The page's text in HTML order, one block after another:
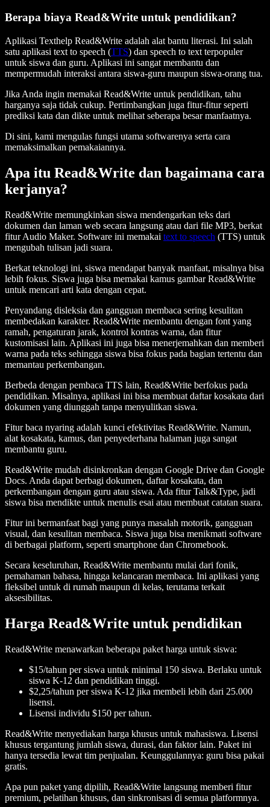
Berapa biaya Read&Write untuk pendidikan?
Aplikasi Texthelp Read&Write adalah alat bantu literasi. Ini salah
satu aplikasi text to speech (TTS) dan speech to text terpopuler
untuk siswa dan guru. Aplikasi ini sangat membantu dan
mempermudah interaksi antara siswa-guru maupun siswa-orang tua.
Jika Anda ingin memakai Read&Write untuk pendidikan, tahu
harganya saja tidak cukup. Pertimbangkan juga fitur-fitur seperti
prediksi kata dan dikte untuk melihat seberapa besar manfaatnya.
Di sini, kami mengulas fungsi utama softwarenya serta cara
memaksimalkan pemakaiannya.
Apa itu Read&Write dan bagaimana cara
kerjanya?
Read&Write memungkinkan siswa mendengarkan teks dari
dokumen dan laman web secara langsung atau dari file MP3, berkat
fitur Audio Maker. Software ini memakai text to speech (TTS) untuk
mengubah tulisan jadi suara.
Berkat teknologi ini, siswa mendapat banyak manfaat, misalnya bisa
lebih fokus. Siswa juga bisa memakai kamus gambar Read&Write
untuk mencari arti kata dengan cepat.
Penyandang disleksia dan gangguan membaca sering kesulitan
membedakan karakter. Read&Write membantu dengan font yang
ramah, pengaturan jarak, kontrol kontras warna, dan fitur
kustomisasi lain. Aplikasi ini juga bisa menerjemahkan dan memberi
warna pada teks sehingga siswa bisa fokus pada bagian tertentu dan
memantau perkembangan.
Berbeda dengan pembaca TTS lain, Read&Write berfokus pada
pendidikan. Misalnya, aplikasi ini bisa membuat daftar kosakata dari
dokumen yang diunggah tanpa menyulitkan siswa.
Fitur baca nyaring adalah kunci efektivitas Read&Write. Namun,
alat kosakata, kamus, dan penyederhana halaman juga sangat
membantu guru.
Read&Write mudah disinkronkan dengan Google Drive dan Google
Docs. Anda dapat berbagi dokumen, daftar kosakata, dan
perkembangan dengan guru atau siswa. Ada fitur Talk&Type, jadi
siswa bisa mendikte untuk menulis esai atau membuat catatan suara.
Fitur ini bermanfaat bagi yang punya masalah motorik, gangguan
visual, dan kesulitan membaca. Siswa juga bisa menikmati software
di berbagai platform, seperti smartphone dan Chromebook.
Secara keseluruhan, Read&Write membantu mulai dari fonik,
pemahaman bahasa, hingga kelancaran membaca. Ini aplikasi yang
fleksibel untuk di rumah maupun di kelas, terutama terkait
aksesibilitas.
Harga Read&Write untuk pendidikan
Read&Write menawarkan beberapa paket harga untuk siswa:
$15/tahun per siswa untuk minimal 150 siswa. Berlaku untuk
siswa K-12 dan pendidikan tinggi.
$2,25/tahun per siswa K-12 jika membeli lebih dari 25.000
lisensi.
Lisensi individu $150 per tahun.
Read&Write menyediakan harga khusus untuk mahasiswa. Lisensi
khusus tergantung jumlah siswa, durasi, dan faktor lain. Paket ini
hanya tersedia lewat tim penjualan. Keunggulannya: guru bisa pakai
gratis.
Apa pun paket yang dipilih, Read&Write langsung memberi fitur
premium, pelatihan khusus, dan sinkronisasi di semua platformnya.